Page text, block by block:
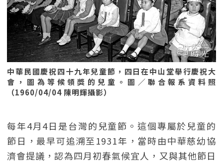
中華民國慶祝四十九年兒童節，四日在中山堂舉行慶祝大
會，圖為等候領獎的兒童。圖／聯合報系資料照
（1960/04/04 陳明輝攝影）
每年4月4日是台灣的兒童節。這個專屬於兒童的
節日，最早可追溯至1931年，當時由中華慈幼協
濟會提議，認為四月初春氣候宜人，又與其他節日